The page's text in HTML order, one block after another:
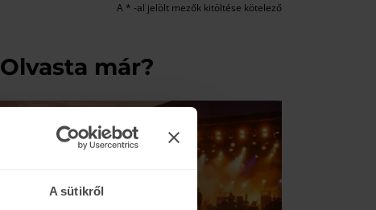
A sütikről
A * -al jelölt mezők kitöltése kötelező
Olvasta már?